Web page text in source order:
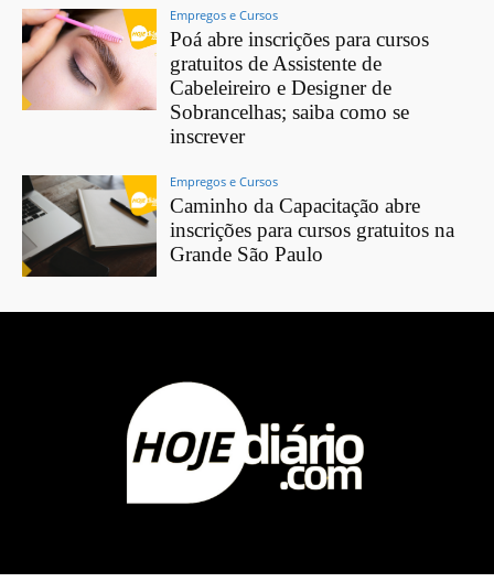
Empregos e Cursos
Poá abre inscrições para cursos
gratuitos de Assistente de
Cabeleireiro e Designer de
Sobrancelhas; saiba como se
inscrever
Empregos e Cursos
Caminho da Capacitação abre
inscrições para cursos gratuitos na
Grande São Paulo